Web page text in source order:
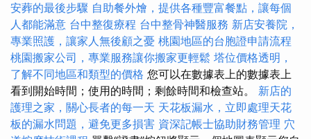
安葬的最後步驟 自助餐外燴，提供各種豐富餐點，讓每個
人都能滿意 台中整復療程 台中整骨神醫服務 新店安養院，
專業照護，讓家人無後顧之憂 桃園地區的台胞證申請流程
桃園搬家公司，專業服務讓你搬家更輕鬆 塔位價格透明，
了解不同地區和類型的價格 您可以在數據表上的數據表上
看到開始時間；使用的時間；剩餘時間和檢查站。 新店的
護理之家，關心長者的每一天 天花板漏水，立即處理天花
板的漏水問題，避免更多損害 資深記帳士協助財務管理 穴